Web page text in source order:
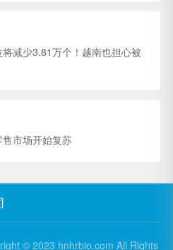
减少3.81万个！越南也担心被
市场开始复苏
© 2023 hnhrbio.com All Rights